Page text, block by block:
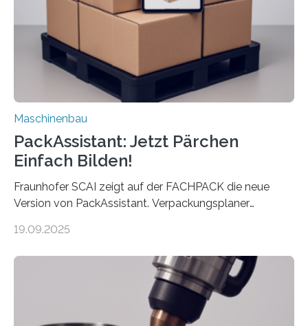
Exemplare pro Stunde. Je nach Maschinentyp und
Auftrag kann das Umrüsten…
Maschinenbau
PackAssistant: Jetzt Pärchen
Einfach Bilden!
Fraunhofer SCAI zeigt auf der FACHPACK die neue
Version von PackAssistant. Verpackungsplaner
Automobil, Maschinenbau und in der Zulieferindustrie.
Teile als eine Einheit verpacken. Die Anordnung kann
der Benutzer vorgeben und erhält so mehr Kontrolle
über die Positionierung der Bauteile. Die ebenfalls neue
Automatisierungsschnittstelle dient dazu, die Software
19.09.2025